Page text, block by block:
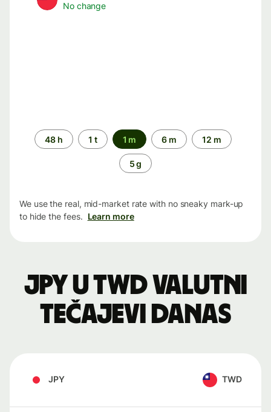
No change
Time
period
48 h 1 t 1 m 6 m 12 m
5 g
We use the real, mid-market rate with no sneaky mark-up
to hide the fees. Learn more
JPY u TWD valutni
tečajevi danas
JPY TWD